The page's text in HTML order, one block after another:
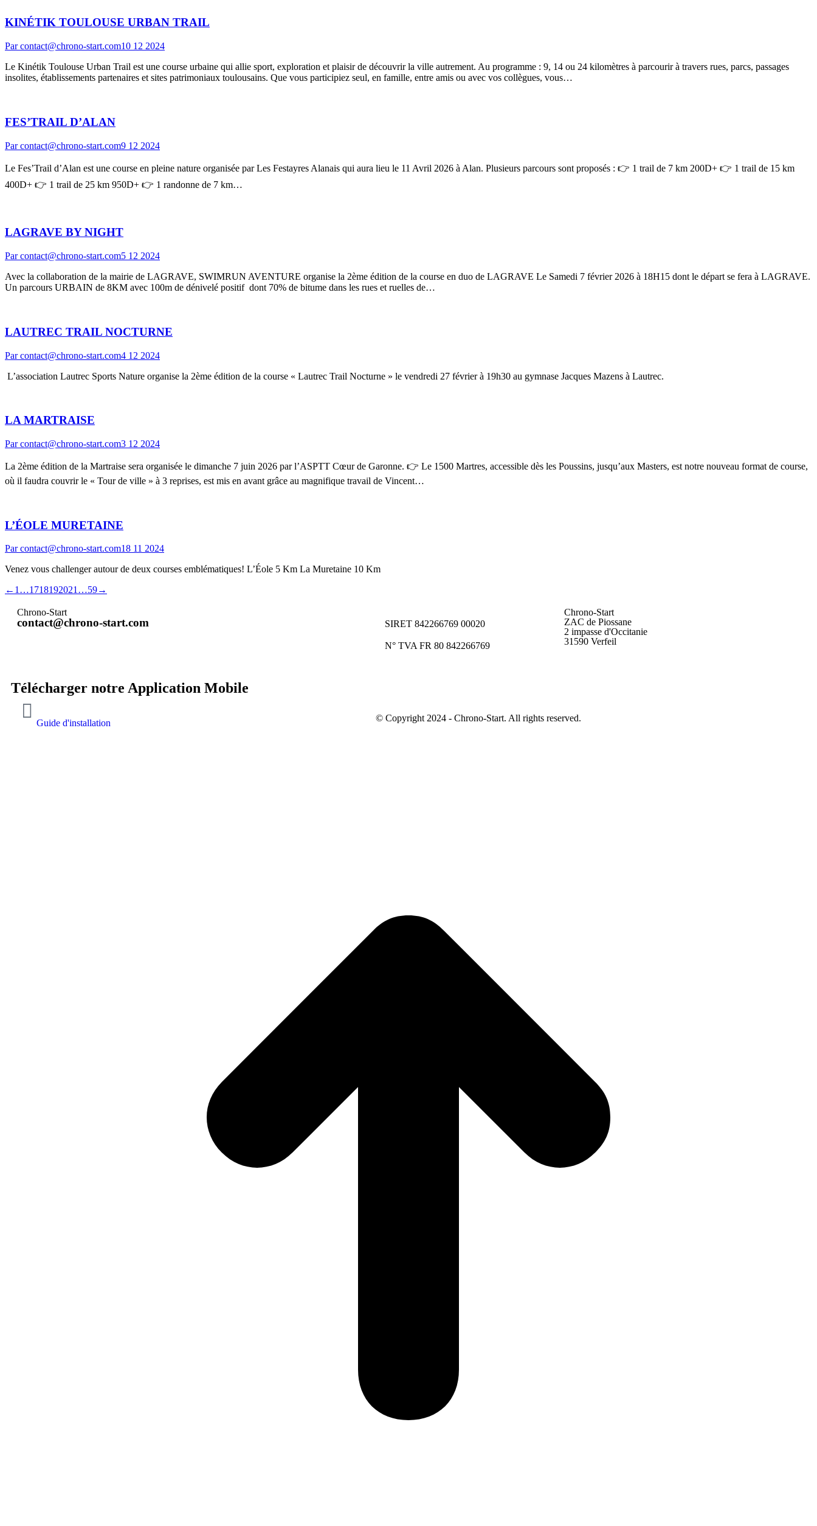
KINÉTIK TOULOUSE URBAN TRAIL
Parcontact@chrono-start.com10 12 2024
Le Kinétik Toulouse Urban Trail est une course urbaine qui allie sport, exploration et plaisir de découvrir la ville autrement. Au programme : 9, 14 ou 24 kilomètres à parcourir à travers rues, parcs, passages
insolites, établissements partenaires et sites patrimoniaux toulousains. Que vous participiez seul, en famille, entre amis ou avec vos collègues, vous…
FES’TRAIL D’ALAN
Parcontact@chrono-start.com9 12 2024
Le Fes’Trail d’Alan est une course en pleine nature organisée par Les Festayres Alanais qui aura lieu le 11 Avril 2026 à Alan. Plusieurs parcours sont proposés : 👉 1 trail de 7 km 200D+ 👉 1 trail de 15 km
400D+ 👉 1 trail de 25 km 950D+ 👉 1 randonne de 7 km…
LAGRAVE BY NIGHT
Parcontact@chrono-start.com5 12 2024
Avec la collaboration de la mairie de LAGRAVE, SWIMRUN AVENTURE organise la 2ème édition de la course en duo de LAGRAVE Le Samedi 7 février 2026 à 18H15 dont le départ se fera à LAGRAVE.
Un parcours URBAIN de 8KM avec 100m de dénivelé positif dont 70% de bitume dans les rues et ruelles de…
LAUTREC TRAIL NOCTURNE
Parcontact@chrono-start.com4 12 2024
L’association Lautrec Sports Nature organise la 2ème édition de la course « Lautrec Trail Nocturne » le vendredi 27 février à 19h30 au gymnase Jacques Mazens à Lautrec.
LA MARTRAISE
Parcontact@chrono-start.com3 12 2024
La 2ème édition de la Martraise sera organisée le dimanche 7 juin 2026 par l’ASPTT Cœur de Garonne. 👉 Le 1500 Martres, accessible dès les Poussins, jusqu’aux Masters, est notre nouveau format de course,
où il faudra couvrir le « Tour de ville » à 3 reprises, est mis en avant grâce au magnifique travail de Vincent…
L’ÉOLE MURETAINE
Parcontact@chrono-start.com18 11 2024
Venez vous challenger autour de deux courses emblématiques! L’Éole 5 Km La Muretaine 10 Km
← 1 …1718192021 …59→
Chrono-Start
contact@chrono-start.com SIRET 842266769 00020
N° TVA FR 80 842266769
Chrono-Start
ZAC de Piossane
2 impasse d'Occitanie
31590 Verfeil
Télécharger notre Application Mobile
Guide d'installation © Copyright 2024 - Chrono-Start. All rights reserved.